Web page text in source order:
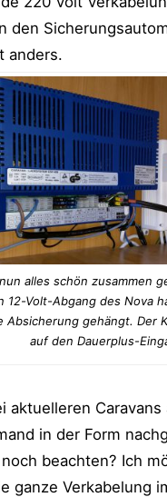
den
anders.
alles schön zusammen
12-Volt-Abgang des Nova
Absicherung gehängt. Der
auf den Dauerplus-
aktuelleren
in der Form
beachten? Ich
ganze Verkabelung